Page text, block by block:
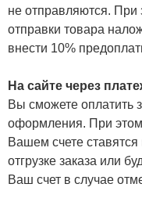
не отправляются. При
отправки товара
внести 10%
На сайте через
Вы сможете оплатить
оформления. При
Вашем счете
отгрузке заказа или
Ваш счет в случае